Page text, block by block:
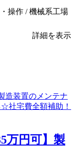
操作 / 機械系工場
詳細を表示
万円可】製